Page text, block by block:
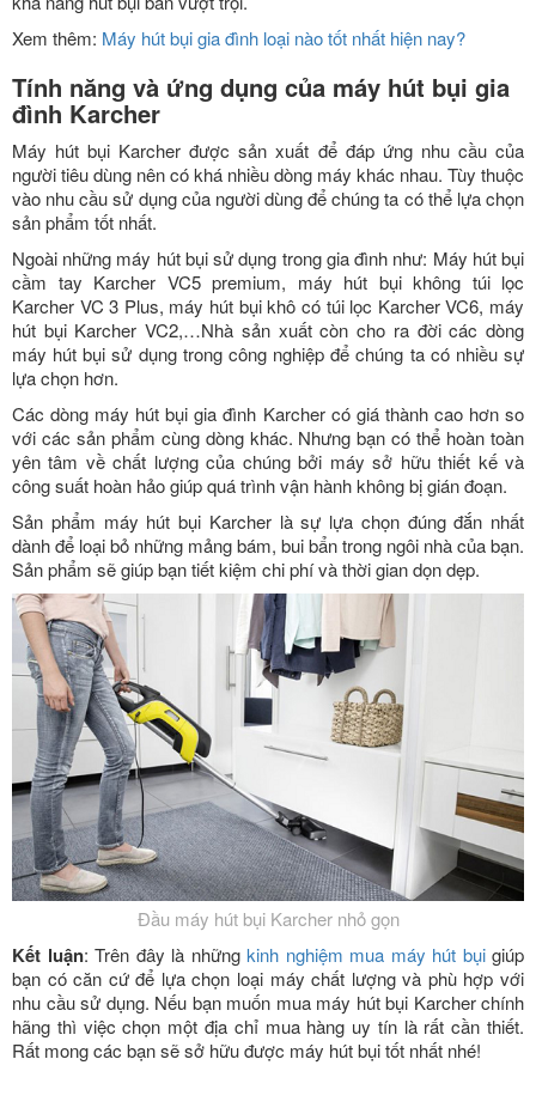
Xem thêm: Máy hút bụi gia đình loại nào tốt nhất hiện nay?
Tính năng và ứng dụng của máy hút bụi gia
đình Karcher
Máy hút bụi Karcher được sản xuất để đáp ứng nhu cầu của
người tiêu dùng nên có khá nhiều dòng máy khác nhau. Tùy thuộc
vào nhu cầu sử dụng của người dùng để chúng ta có thể lựa chọn
sản phẩm tốt nhất.
Ngoài những máy hút bụi sử dụng trong gia đình như: Máy hút bụi
cầm tay Karcher VC5 premium, máy hút bụi không túi lọc
Karcher VC 3 Plus, máy hút bụi khô có túi lọc Karcher VC6, máy
hút bụi Karcher VC2,…Nhà sản xuất còn cho ra đời các dòng
máy hút bụi sử dụng trong công nghiệp để chúng ta có nhiều sự
lựa chọn hơn.
Các dòng máy hút bụi gia đình Karcher có giá thành cao hơn so
với các sản phẩm cùng dòng khác. Nhưng bạn có thể hoàn toàn
yên tâm về chất lượng của chúng bởi máy sở hữu thiết kế và
công suất hoàn hảo giúp quá trình vận hành không bị gián đoạn.
Sản phẩm máy hút bụi Karcher là sự lựa chọn đúng đắn nhất
dành để loại bỏ những mảng bám, bui bẩn trong ngôi nhà của bạn.
Sản phẩm sẽ giúp bạn tiết kiệm chi phí và thời gian dọn dẹp.
Đầu máy hút bụi Karcher nhỏ gọn
Kết luận: Trên đây là những kinh nghiệm mua máy hút bụigiúp
bạn có căn cứ để lựa chọn loại máy chất lượng và phù hợp với
nhu cầu sử dụng. Nếu bạn muốn mua máy hút bụi Karcher chính
hãng thì việc chọn một địa chỉ mua hàng uy tín là rất cần thiết.
Rất mong các bạn sẽ sở hữu được máy hút bụi tốt nhất nhé!